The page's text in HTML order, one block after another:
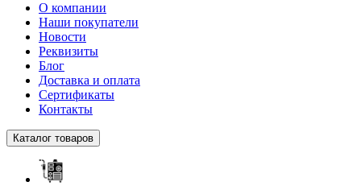
О компании
Наши покупатели
Новости
Реквизиты
Блог
Доставка и оплата
Сертификаты
Контакты
Каталог товаров